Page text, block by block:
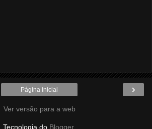
›
Página inicial
Ver versão para a web
Tecnologia do Blogger.